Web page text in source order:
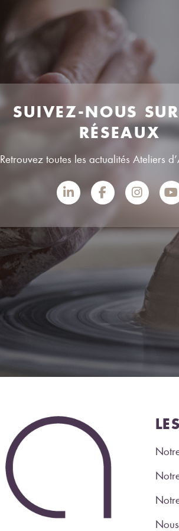
SUIVEZ-NOUS
RÉSEAUX
Retrouvez toutes les actualités Ateliers